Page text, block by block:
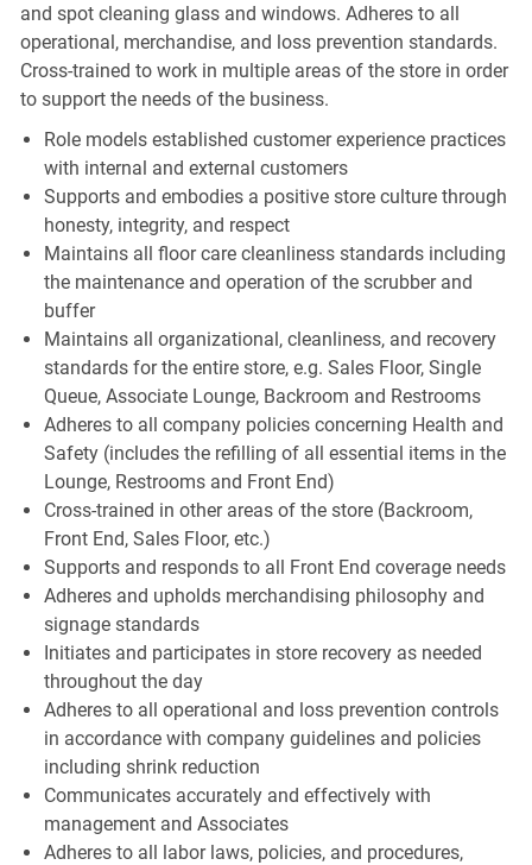
and spot cleaning glass and windows. Adheres to all
operational, merchandise, and loss prevention standards.
Cross-trained to work in multiple areas of the store in order
to support the needs of the business.
Role models established customer experience practices
with internal and external customers
Supports and embodies a positive store culture through
honesty, integrity, and respect
Maintains all floor care cleanliness standards including
the maintenance and operation of the scrubber and
buffer
Maintains all organizational, cleanliness, and recovery
standards for the entire store, e.g. Sales Floor, Single
Queue, Associate Lounge, Backroom and Restrooms
Adheres to all company policies concerning Health and
Safety (includes the refilling of all essential items in the
Lounge, Restrooms and Front End)
Cross-trained in other areas of the store (Backroom,
Front End, Sales Floor, etc.)
Supports and responds to all Front End coverage needs
Adheres and upholds merchandising philosophy and
signage standards
Initiates and participates in store recovery as needed
throughout the day
Adheres to all operational and loss prevention controls
in accordance with company guidelines and policies
including shrink reduction
Communicates accurately and effectively with
management and Associates
Adheres to all labor laws, policies, and procedures,